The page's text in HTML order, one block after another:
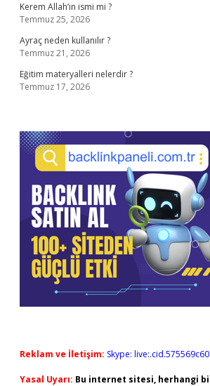
Kerem Allah’ın ismi mi ?
Temmuz 25, 2026
Ayraç neden kullanılır ?
Temmuz 21, 2026
Eğitim materyalleri nelerdir ?
Temmuz 17, 2026
Reklam ve İletişim: Skype:
Yasal Uyarı: Bu internet sitesi, herhangi